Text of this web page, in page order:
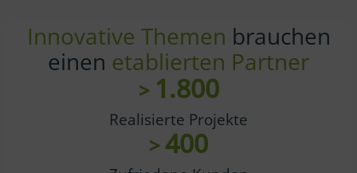
Innovative Themen brauchen
einen etablierten Partner
> 1.800
Realisierte Projekte
> 400